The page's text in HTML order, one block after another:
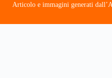
Articolo e immagini generati